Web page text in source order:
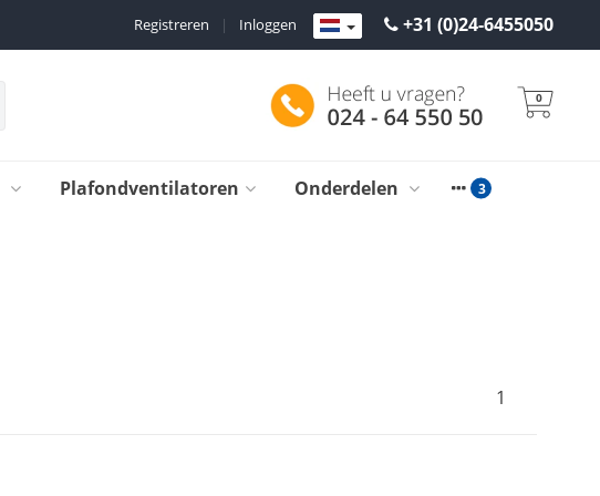
+31 (0)24-6455050
Inloggen
|
Registreren
0
Plafondventilatoren Onderdelen
1